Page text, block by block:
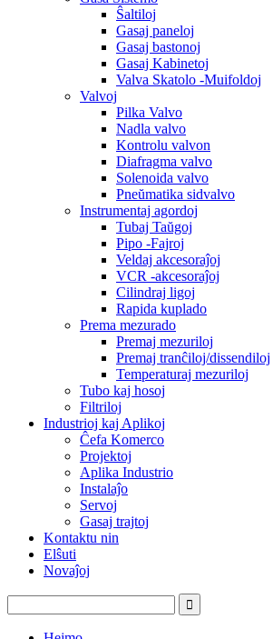
Ŝaltiloj
Gasaj paneloj
Gasaj bastonoj
Gasaj Kabinetoj
Valva Skatolo -Muifoldoj
Valvoj
Pilka Valvo
Nadla valvo
Kontrolu valvon
Diafragma valvo
Solenoida valvo
Pneŭmatika sidvalvo
Instrumentaj agordoj
Tubaj Taŭgoj
Pipo -Fajroj
Veldaj akcesoraĵoj
VCR -akcesoraĵoj
Cilindraj ligoj
Rapida kuplado
Prema mezurado
Premaj mezuriloj
Premaj tranĉiloj/dissendiloj
Temperaturaj mezuriloj
Tubo kaj hosoj
Filtriloj
Industrioj kaj Aplikoj
Ĉefa Komerco
Projektoj
Aplika Industrio
Instalaĵo
Servoj
Gasaj trajtoj
Kontaktu nin
Elŝuti
Novaĵoj